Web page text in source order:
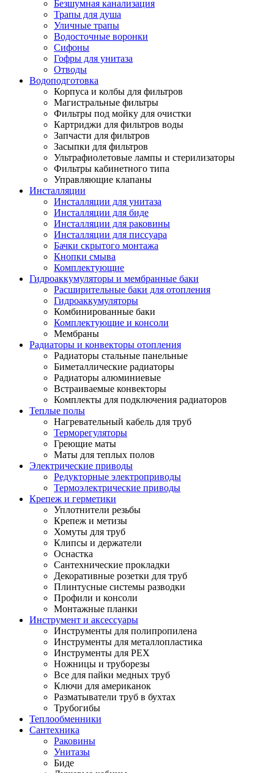
Безшумная канализация
Трапы для душа
Уличные трапы
Водосточные воронки
Сифоны
Гофры для унитаза
Отводы
Водоподготовка
Корпуса и колбы для фильтров
Магистральные фильтры
Фильтры под мойку для очистки
Картриджи для фильтров воды
Запчасти для фильтров
Засыпки для фильтров
Ультрафиолетовые лампы и стерилизаторы
Фильтры кабинетного типа
Управляющие клапаны
Инсталляции
Инсталляции для унитаза
Инсталляции для биде
Инсталляции для раковины
Инсталляции для писсуара
Бачки скрытого монтажа
Кнопки смыва
Комплектующие
Гидроаккумуляторы и мембранные баки
Расширительные баки для отопления
Гидроаккумуляторы
Комбинированные баки
Комплектующие и консоли
Мембраны
Радиаторы и конвекторы отопления
Радиаторы стальные панельные
Биметаллические радиаторы
Радиаторы алюминиевые
Встраиваемые конвекторы
Комплекты для подключения радиаторов
Теплые полы
Нагревательный кабель для труб
Терморегуляторы
Греющие маты
Маты для теплых полов
Электрические приводы
Редукторные электроприводы
Термоэлектрические приводы
Крепеж и герметики
Уплотнители резьбы
Крепеж и метизы
Хомуты для труб
Клипсы и держатели
Оснастка
Сантехнические прокладки
Декоративные розетки для труб
Плинтусные системы разводки
Профили и консоли
Монтажные планки
Инструмент и аксессуары
Инструменты для полипропилена
Инструменты для металлопластика
Инструменты для PEX
Ножницы и труборезы
Все для пайки медных труб
Ключи для американок
Разматыватели труб в бухтах
Трубогибы
Теплообменники
Сантехника
Раковины
Унитазы
Биде